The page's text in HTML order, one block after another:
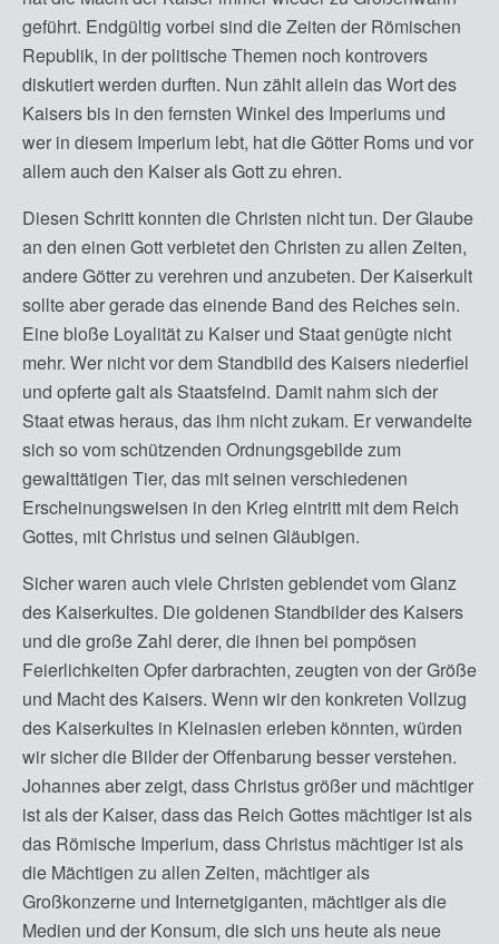
geführt. Endgültig vorbei sind die Zeiten der Römischen
Republik, in der politische Themen noch kontrovers
diskutiert werden durften. Nun zählt allein das Wort des
Kaisers bis in den fernsten Winkel des Imperiums und
wer in diesem Imperium lebt, hat die Götter Roms und vor
allem auch den Kaiser als Gott zu ehren.
Diesen Schritt konnten die Christen nicht tun. Der Glaube
an den einen Gott verbietet den Christen zu allen Zeiten,
andere Götter zu verehren und anzubeten. Der Kaiserkult
sollte aber gerade das einende Band des Reiches sein.
Eine bloße Loyalität zu Kaiser und Staat genügte nicht
mehr. Wer nicht vor dem Standbild des Kaisers niederfiel
und opferte galt als Staatsfeind. Damit nahm sich der
Staat etwas heraus, das ihm nicht zukam. Er verwandelte
sich so vom schützenden Ordnungsgebilde zum
gewalttätigen Tier, das mit seinen verschiedenen
Erscheinungsweisen in den Krieg eintritt mit dem Reich
Gottes, mit Christus und seinen Gläubigen.
Sicher waren auch viele Christen geblendet vom Glanz
des Kaiserkultes. Die goldenen Standbilder des Kaisers
und die große Zahl derer, die ihnen bei pompösen
Feierlichkeiten Opfer darbrachten, zeugten von der Größe
und Macht des Kaisers. Wenn wir den konkreten Vollzug
des Kaiserkultes in Kleinasien erleben könnten, würden
wir sicher die Bilder der Offenbarung besser verstehen.
Johannes aber zeigt, dass Christus größer und mächtiger
ist als der Kaiser, dass das Reich Gottes mächtiger ist als
das Römische Imperium, dass Christus mächtiger ist als
die Mächtigen zu allen Zeiten, mächtiger als
Großkonzerne und Internetgiganten, mächtiger als die
Medien und der Konsum, die sich uns heute als neue